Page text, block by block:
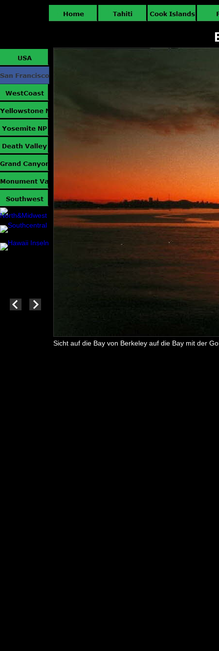
Sicht auf die Bay von Berkeley auf die Bay mit der